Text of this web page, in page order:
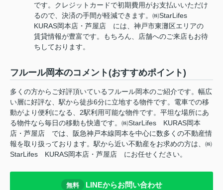
です。クレジットカードで初期費用がお支払いいただけ
るので、決済の手間が軽減できます。㈱StarLifes
KURAS岡本店・芦屋店 には、神戸市東灘区エリアの
賃貸情報が豊富です。もちろん、店舗へのご来店もお待
ちしております。
フルール岡本のコメント(おすすめポイント)
多くの方からご好評頂いているフルール岡本のご紹介です。幅広
い層に好評な、駅から徒歩6分に立地する物件です。電車での移
動がより便利になる、2駅利用可能な物件です。平坦な場所にあ
る物件なら毎日の移動も快適です。㈱StarLifes KURAS岡本
店・芦屋店 では、阪急神戸本線岡本を中心に数多くの不動産情
報を取り扱っております。駅から近い不動産をお求めの方は、㈱
StarLifes KURAS岡本店・芦屋店 にお任せください。
無料 LINEからお問い合わせ